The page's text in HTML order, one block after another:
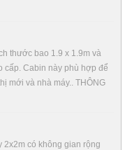
thước bao 1.9 x 1.9m và
cấp. Cabin này phù hợp để
mới và nhà máy.. THÔNG
2x2m có không gian rộng